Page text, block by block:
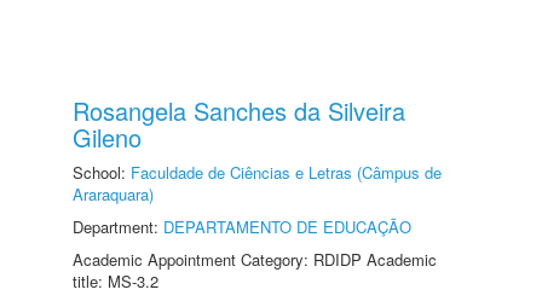
Rosangela Sanches da Silveira
Gileno
School: Faculdade de Ciências e Letras (Câmpus de
Araraquara)
Department: DEPARTAMENTO DE EDUCAÇÃO
Academic Appointment Category: RDIDP Academic
title: MS-3.2